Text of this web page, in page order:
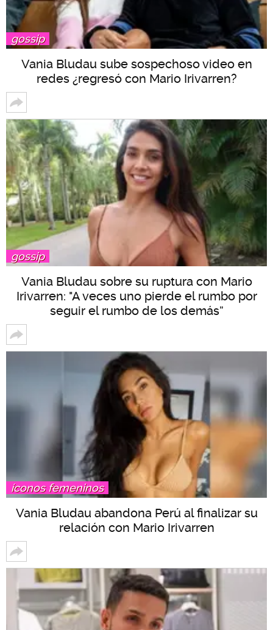
gossip
Vania Bludau sube sospechoso video en
redes ¿regresó con Mario Irivarren?
gossip
Vania Bludau sobre su ruptura con Mario
Irivarren: "A veces uno pierde el rumbo por
seguir el rumbo de los demás”
íconos femeninos
Vania Bludau abandona Perú al finalizar su
relación con Mario Irivarren